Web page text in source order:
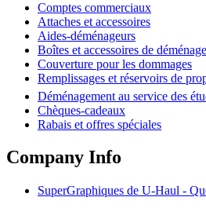
Comptes commerciaux
Attaches et accessoires
Aides-déménageurs
Boîtes et accessoires de
Couverture pour les dommages
Remplissages et réservoirs de
Déménagement au service des
Chèques-cadeaux
Rabais et offres spéciales
Company Info
SuperGraphiques de U-Haul -